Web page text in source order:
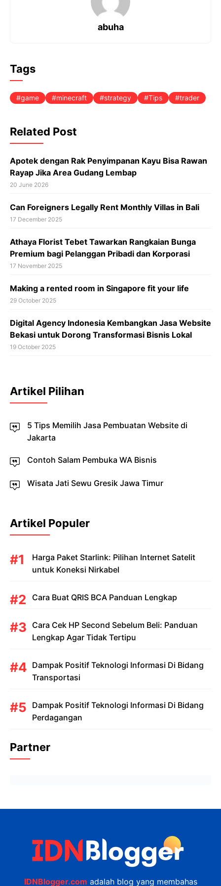
abuha
Tags
game minecraft strategy Tips trader
Related Post
Apotek dengan Rak Penyimpanan Kayu Bisa Rawan
Rayap Jika Area Gudang Lembap
20 June 2026
Can Foreigners Legally Rent Monthly Villas in Bali
17 December 2025
Athaya Florist Tebet Tawarkan Rangkaian Bunga
Premium bagi Pelanggan Pribadi dan Korporasi
17 November 2025
Making a rented room in Singapore fit your life
29 October 2025
Digital Agency Indonesia Kembangkan Jasa Website
Bekasi untuk Dorong Transformasi Bisnis Lokal
19 October 2025
Artikel Pilihan
5 Tips Memilih Jasa Pembuatan Website di
Jakarta
Contoh Salam Pembuka WA Bisnis
Wisata Jati Sewu Gresik Jawa Timur
Artikel Populer
Harga Paket Starlink: Pilihan Internet Satelit
untuk Koneksi Nirkabel
Cara Buat QRIS BCA Panduan Lengkap
Cara Cek HP Second Sebelum Beli: Panduan
Lengkap Agar Tidak Tertipu
Dampak Positif Teknologi Informasi Di Bidang
Transportasi
Dampak Positif Teknologi Informasi Di Bidang
Perdagangan
Partner